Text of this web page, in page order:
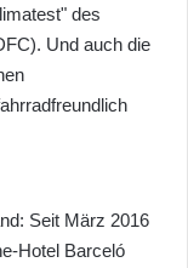
des
Und auch die
Seit März 2016
Hotel Barceló